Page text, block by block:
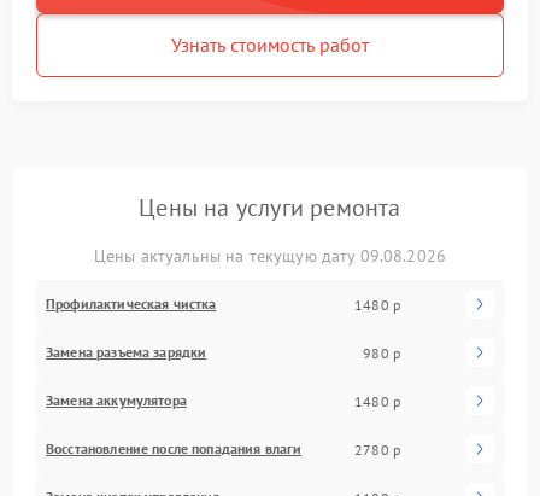
Узнать стоимость работ
Цены на услуги ремонта
Цены актуальны на текущую дату 09.08.2026
Профилактическая чистка 1480 р
Замена разъема зарядки 980 р
Замена аккумулятора 1480 р
Восстановление после попадания влаги 2780 р